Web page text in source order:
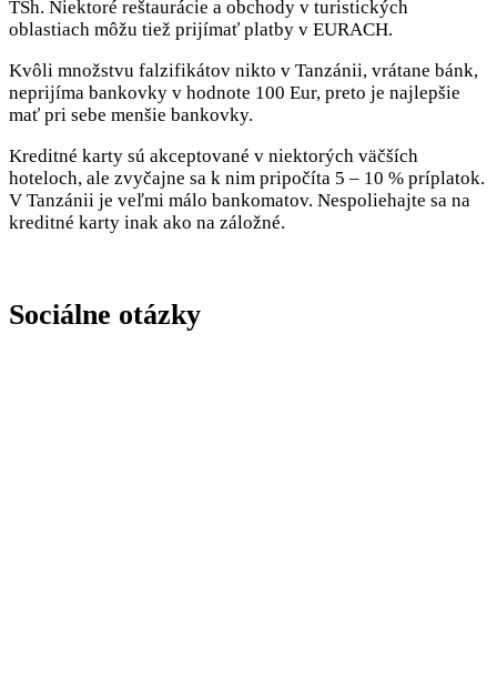
TSh. Niektoré reštaurácie a obchody v turistických
oblastiach môžu tiež prijímať platby v EURACH.
Kvôli množstvu falzifikátov nikto v Tanzánii, vrátane bánk,
neprijíma bankovky v hodnote 100 Eur, preto je najlepšie
mať pri sebe menšie bankovky.
Kreditné karty sú akceptované v niektorých väčších
hoteloch, ale zvyčajne sa k nim pripočíta 5 – 10 % príplatok.
V Tanzánii je veľmi málo bankomatov. Nespoliehajte sa na
kreditné karty inak ako na záložné.
Sociálne otázky